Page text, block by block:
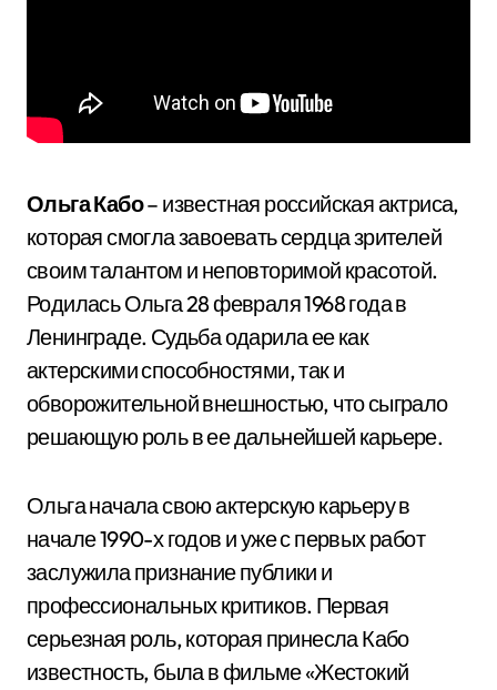
Ольга Кабо– известная российская актриса,
которая смогла завоевать сердца зрителей
своим талантом и неповторимой красотой.
Родилась Ольга 28 февраля 1968 года в
Ленинграде. Судьба одарила ее как
актерскими способностями, так и
обворожительной внешностью, что сыграло
решающую роль в ее дальнейшей карьере.
Ольга начала свою актерскую карьеру в
начале 1990-х годов и уже с первых работ
заслужила признание публики и
профессиональных критиков. Первая
серьезная роль, которая принесла Кабо
известность, была в фильме «Жестокий